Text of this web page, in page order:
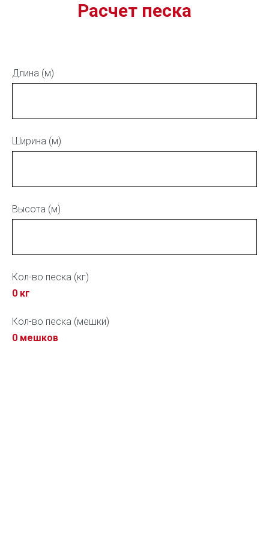
Расчет песка
Длина (м)
Ширина (м)
Высота (м)
Кол-во песка (кг)
0 кг
Кол-во песка (мешки)
0 мешков